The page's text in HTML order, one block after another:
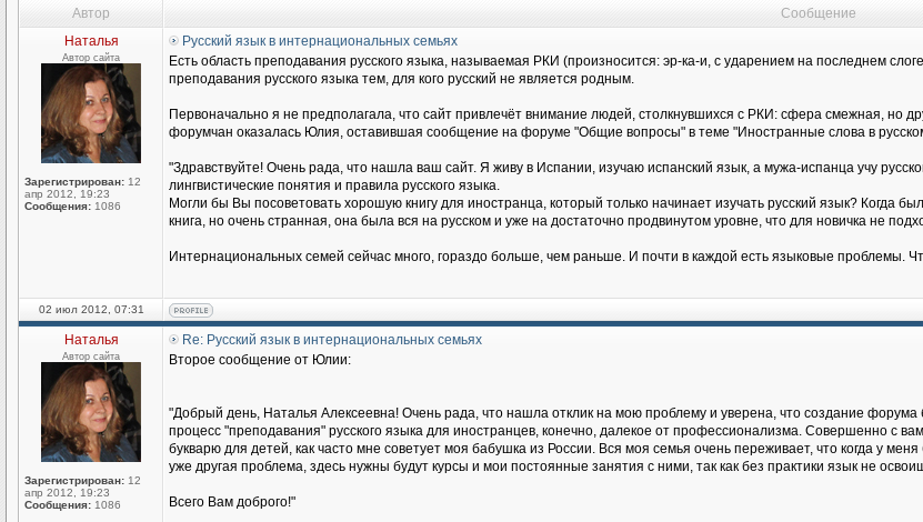
Автор
Сообщение
Наталья
Автор сайта
Зарегистрирован: 12
апр 2012, 19:23
Сообщения: 1086
Русский язык в интернациональных семьях
Есть область преподавания русского языка, называемая РКИ (произносится: эр-ка-и, с ударением на последнем
преподавания русского языка тем, для кого русский не является родным.
Первоначально я не предполагала, что сайт привлечёт внимание людей, столкнувшихся с РКИ: сфера смежная, но
форумчан оказалась Юлия, оставившая сообщение на форуме "Общие вопросы" в теме "Иностранные слова в
"Здравствуйте! Очень рада, что нашла ваш сайт. Я живу в Испании, изучаю испанский язык, а мужа-испанца учу
лингвистические понятия и правила русского языка.
Могли бы Вы посоветовать хорошую книгу для иностранца, который только начинает изучать русский язык? Когда
книга, но очень странная, она была вся на русском и уже на достаточно продвинутом уровне, что для новичка не
Интернациональных семей сейчас много, гораздо больше, чем раньше. И почти в каждой есть языковые проблемы.
02 июл 2012, 07:31
Наталья
Автор сайта
Зарегистрирован: 12
апр 2012, 19:23
Сообщения: 1086
Re: Русский язык в интернациональных семьях
Второе сообщение от Юлии:
"Добрый день, Наталья Алексеевна! Очень рада, что нашла отклик на мою проблему и уверена, что создание
процесс "преподавания" русского языка для иностранцев, конечно, далекое от профессионализма. Совершенно с
букварю для детей, как часто мне советует моя бабушка из России. Вся моя семья очень переживает, что когда у
уже другая проблема, здесь нужны будут курсы и мои постоянные занятия с ними, так как без практики язык не
Всего Вам доброго!"